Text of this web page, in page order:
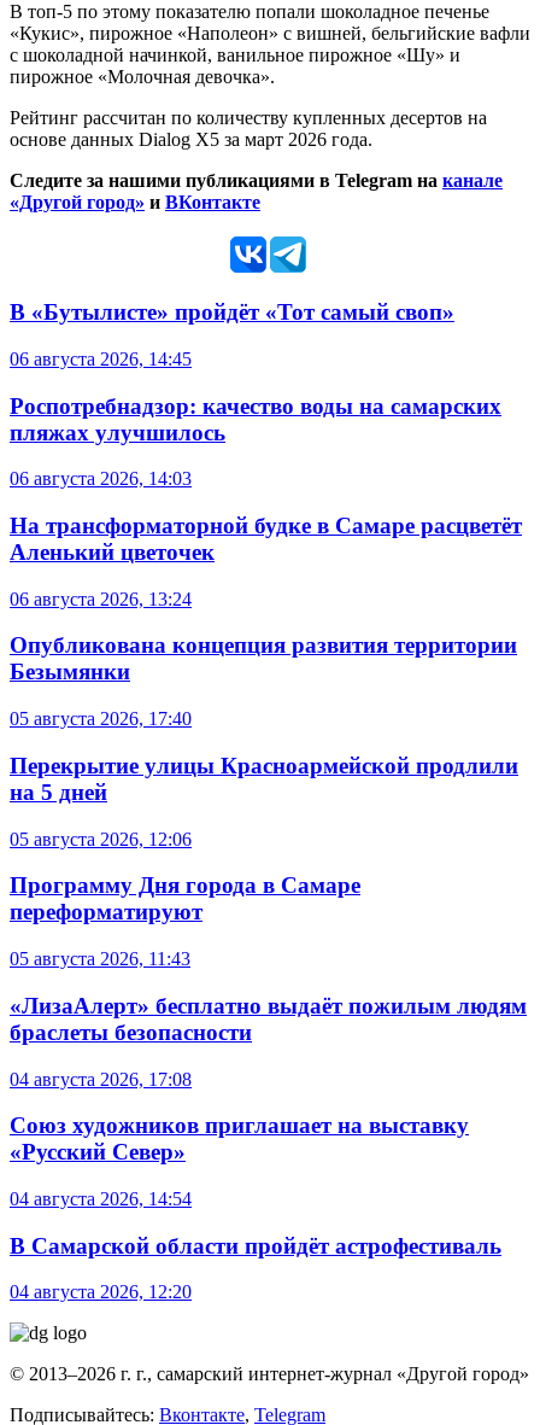
В топ-5 по этому показателю попали шоколадное печенье
«Кукис», пирожное «Наполеон» с вишней, бельгийские вафли
с шоколадной начинкой, ванильное пирожное «Шу» и
пирожное «Молочная девочка».
Рейтинг рассчитан по количеству купленных десертов на
основе данных Dialog X5 за март 2026 года.
Следите за нашими публикациями в Telegram на канале
«Другой город» и ВКонтакте
В «Бутылисте» пройдёт «Тот самый своп»
06 августа 2026, 14:45
Роспотребнадзор: качество воды на самарских
пляжах улучшилось
06 августа 2026, 14:03
На трансформаторной будке в Самаре расцветёт
Аленький цветочек
06 августа 2026, 13:24
Опубликована концепция развития территории
Безымянки
05 августа 2026, 17:40
Перекрытие улицы Красноармейской продлили
на 5 дней
05 августа 2026, 12:06
Программу Дня города в Самаре
переформатируют
05 августа 2026, 11:43
«ЛизаАлерт» бесплатно выдаёт пожилым людям
браслеты безопасности
04 августа 2026, 17:08
Союз художников приглашает на выставку
«Русский Север»
04 августа 2026, 14:54
В Самарской области пройдёт астрофестиваль
04 августа 2026, 12:20
© 2013–2026 г. г., самарский интернет-журнал «Другой город»
Подписывайтесь: Вконтакте, Telegram